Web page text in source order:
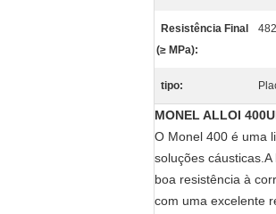
Resistência Final
(≥ MPa):
482
tipo:
MONEL ALLOI
O Monel 400 é uma
soluções
boa resistência à
com uma excelente